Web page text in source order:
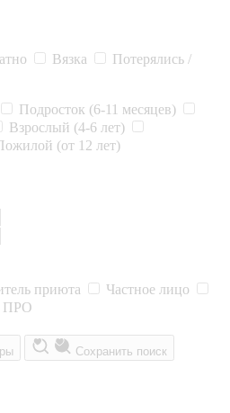
Вязка
Потерялись /
Подросток (6-11 месяцев)
Взрослый (4-6 лет)
(от 12 лет)
приюта
Частное лицо
ПРО
Сохранить поиск